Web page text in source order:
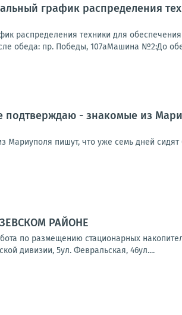
график распределения
распределения техники для
обеда: пр. Победы, 107аМашина №2:До
- знакомые из
пишут, что уже семь дней сидят
РАЙОНЕ
по размещению стационарных
дивизии, 5ул. Февральская, 46ул....